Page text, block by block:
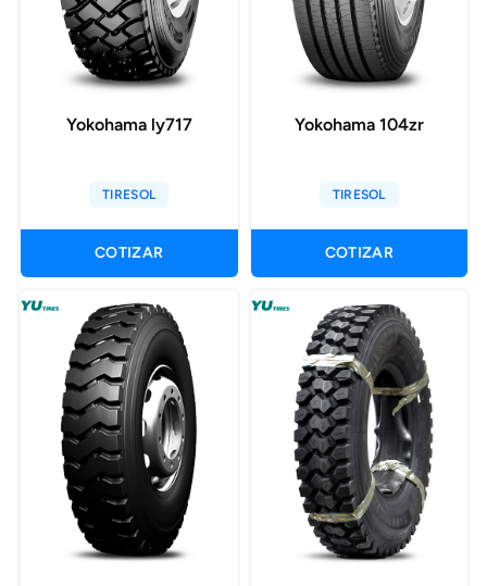
Yokohama ly717
TIRESOL
COTIZAR
Yokohama 104zr
TIRESOL
COTIZAR